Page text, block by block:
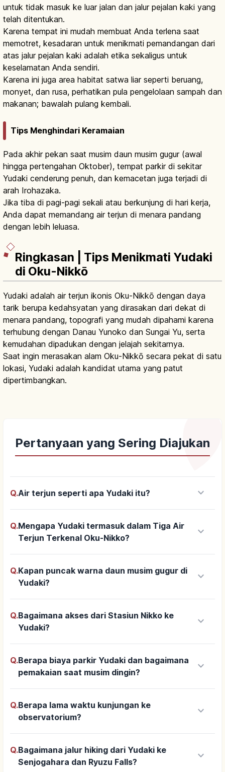
untuk tidak masuk ke luar jalan dan jalur pejalan kaki yang
telah ditentukan.
Karena tempat ini mudah membuat Anda terlena saat
memotret, kesadaran untuk menikmati pemandangan dari
atas jalur pejalan kaki adalah etika sekaligus untuk
keselamatan Anda sendiri.
Karena ini juga area habitat satwa liar seperti beruang,
monyet, dan rusa, perhatikan pula pengelolaan sampah dan
makanan; bawalah pulang kembali.
Tips Menghindari Keramaian
Pada akhir pekan saat musim daun musim gugur (awal
hingga pertengahan Oktober), tempat parkir di sekitar
Yudaki cenderung penuh, dan kemacetan juga terjadi di
arah Irohazaka.
Jika tiba di pagi-pagi sekali atau berkunjung di hari kerja,
Anda dapat memandang air terjun di menara pandang
dengan lebih leluasa.
Ringkasan | Tips Menikmati Yudaki
di Oku-Nikkō
Yudaki adalah air terjun ikonis Oku-Nikkō dengan daya
tarik berupa kedahsyatan yang dirasakan dari dekat di
menara pandang, topografi yang mudah dipahami karena
terhubung dengan Danau Yunoko dan Sungai Yu, serta
kemudahan dipadukan dengan jelajah sekitarnya.
Saat ingin merasakan alam Oku-Nikkō secara pekat di satu
lokasi, Yudaki adalah kandidat utama yang patut
dipertimbangkan.
Pertanyaan yang Sering Diajukan
Q.Air terjun seperti apa Yudaki itu? keyboard_arrow_down
Q.Mengapa Yudaki termasuk dalam Tiga Air
Terjun Terkenal Oku-Nikko?
keyboard_arrow_down
Q.Kapan puncak warna daun musim gugur di
Yudaki?
keyboard_arrow_down
Q.Bagaimana akses dari Stasiun Nikko ke
Yudaki?
keyboard_arrow_down
Q.Berapa biaya parkir Yudaki dan bagaimana
pemakaian saat musim dingin?
keyboard_arrow_down
Q.Berapa lama waktu kunjungan ke
observatorium?
keyboard_arrow_down
Q.Bagaimana jalur hiking dari Yudaki ke
Senjogahara dan Ryuzu Falls?
keyboard_arrow_down